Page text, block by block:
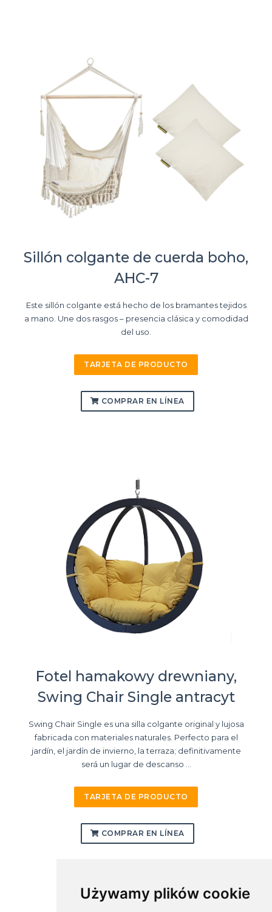
Używamy plików cookie
Sillón colgante de cuerda boho,
AHC-7
Este sillón colgante está hecho de los bramantes tejidos
a mano. Une dos rasgos – presencia clásica y comodidad
del uso.
TARJETA DE PRODUCTO
COMPRAR EN LÍNEA
Fotel hamakowy drewniany,
Swing Chair Single antracyt
Swing Chair Single es una silla colgante original y lujosa
fabricada con materiales naturales. Perfecto para el
jardín, el jardín de invierno, la terraza; definitivamente
será un lugar de descanso ...
TARJETA DE PRODUCTO
COMPRAR EN LÍNEA